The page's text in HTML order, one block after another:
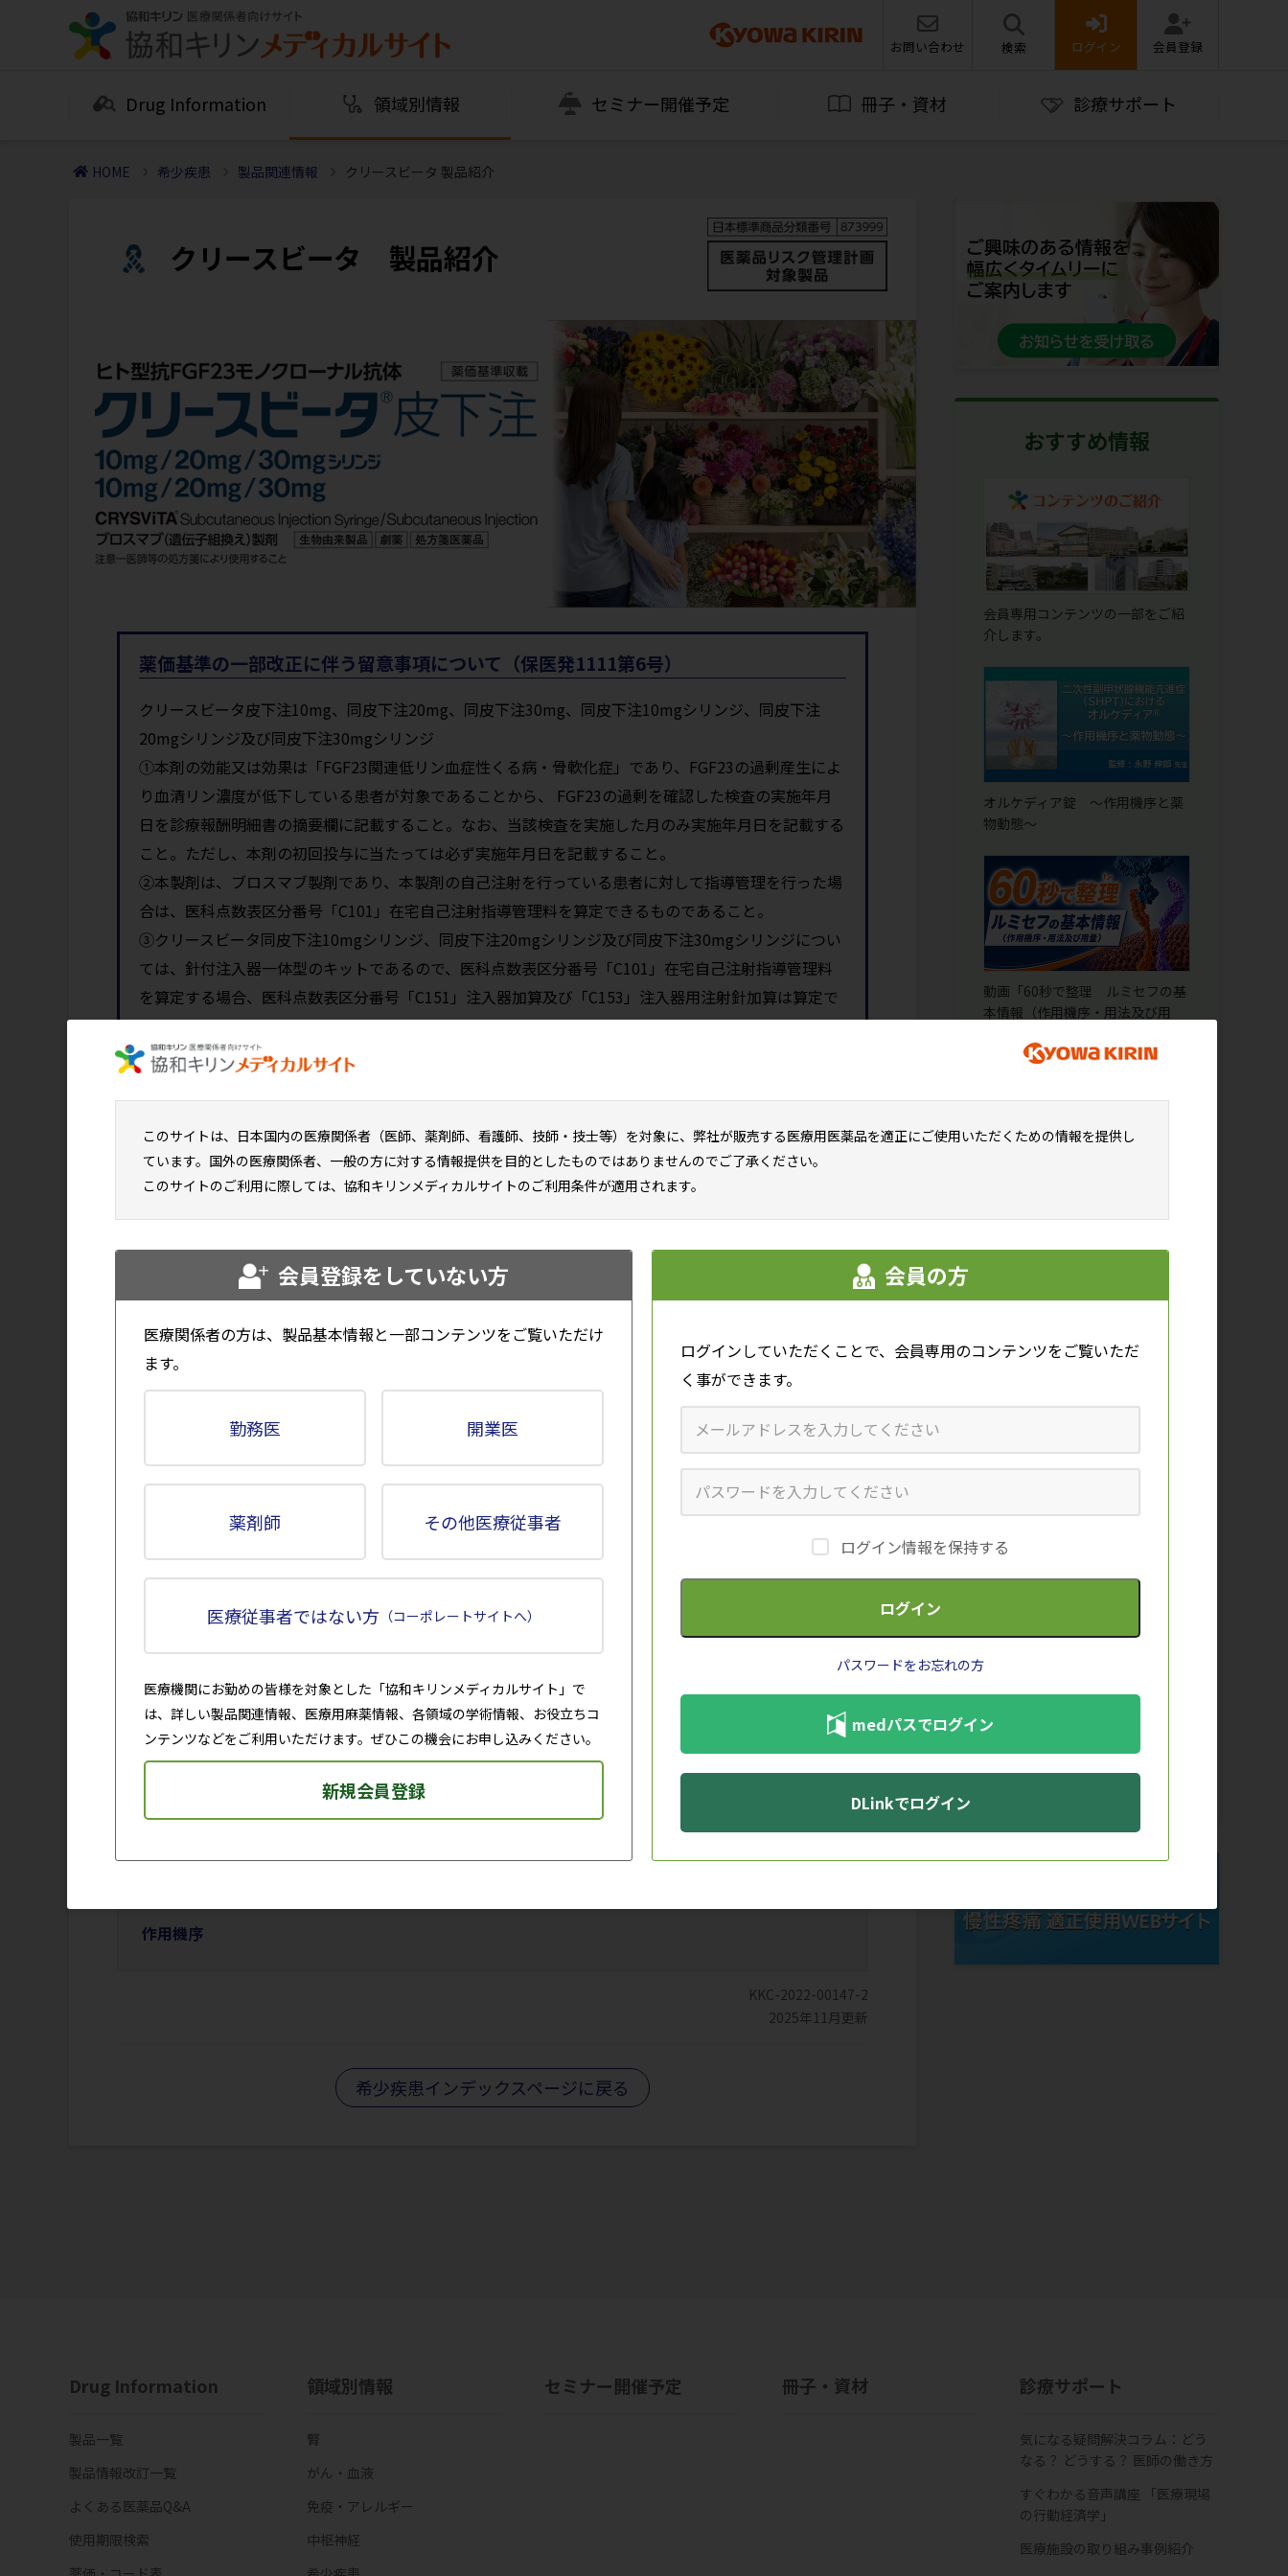
お問い合わせ 検索 ログイン 会員登録
Drug Information 領域別情報 セミナー開催予定 冊子・資材 診療サポート
HOME 希少疾患 製品関連情報 クリースビータ 製品紹介
クリースビータ 製品紹介
薬価基準の一部改正に伴う留意事項について（保医発1111第6号）
クリースビータ皮下注10mg、同皮下注20mg、同皮下注30mg、同皮下注10mgシリンジ、同皮下注
20mgシリンジ及び同皮下注30mgシリンジ
①本剤の効能又は効果は「FGF23関連低リン血症性くる病・骨軟化症」であり、FGF23の過剰産生によ
り血清リン濃度が低下している患者が対象であることから、 FGF23の過剰を確認した検査の実施年月
日を診療報酬明細書の摘要欄に記載すること。なお、当該検査を実施した月のみ実施年月日を記載する
こと。ただし、本剤の初回投与に当たっては必ず実施年月日を記載すること。
②本製剤は、ブロスマブ製剤であり、本製剤の自己注射を行っている患者に対して指導管理を行った場
合は、医科点数表区分番号「C101」在宅自己注射指導管理料を算定できるものであること。
③クリースビータ同皮下注10mgシリンジ、同皮下注20mgシリンジ及び同皮下注30mgシリンジについ
ては、針付注入器一体型のキットであるので、医科点数表区分番号「C101」在宅自己注射指導管理料
を算定する場合、医科点数表区分番号「C151」注入器加算及び「C153」注入器用注射針加算は算定で
きないものであること。
2.1 重度の腎機能障害患者又は末期腎不全患者［9.2.1参照］
2.2 本剤の成分に対し過敏症の既往歴のある患者
PDFを開く
総合製品情報概要
開発の経緯
クリースビータの特性
小児X染色体連鎖性低リン血症性くる病・骨軟化症（XLH）患者を対象
成人XLH患者を対象とした第Ⅲ相プラセボ対照二重盲検比較試験
成人XLH患者を対象に骨軟化症に対する効果を評価する第Ⅲ相非盲検試
腫瘍性骨軟化症（TIO）又は表皮母斑症候群（ENS）患者を対象とした
非盲検第Ⅱ相試験
薬効薬理
安全性薬理試験及び毒性試験
有効成分に関する理化学的知見
製剤学的事項
取扱い上の注意
包装
関連情報
作用機序
KKC-2022-00147-2
2025年11月更新
希少疾患インデックスページに戻る
おすすめ情報
会員専用コンテンツの一部をご紹
介します。
オルケディア錠 ～作用機序と薬
物動態～
動画「60秒で整理 ルミセフの基
本情報（作用機序・用法及び用
ク | 透析施設最前線
る鉄過剰症のリスク管理
症例1_再生不良性貧血と免疫性血
おすすめ情報は、協和キリンのウェブサ
づき、お客様が閲覧したページのアクセ
動的に表示しています。
そのため、現在ご覧いただいているペー
Drug Information
製品一覧
製品情報改訂一覧
よくある医薬品Q&A
使用期限検索
領域別情報
腎
がん・血液
免疫・アレルギー
中枢神経
セミナー開催予定 冊子・資材 診療サポート
気になる疑問解決コラム：どう
なる？ どうする？ 医師の働き方
すぐわかる音声講座 「医療現場
の行動経済学」
医療施設の取り組み事例紹介
このサイトは、日本国内の医療関係者（医師、薬剤師、看護師、技師・技士等）を対象に、弊社が販売する医療用医薬品を適正にご使用いただくための情報を提供し
ています。国外の医療関係者、一般の方に対する情報提供を目的としたものではありませんのでご了承ください。
このサイトのご利用に際しては、協和キリンメディカルサイトのご利用条件が適用されます。
会員登録をしていない方
医療関係者の方は、製品基本情報と一部コンテンツをご覧いただけ
ます。
勤務医 開業医
薬剤師 その他医療従事者
医療従事者ではない方 （コーポレートサイトへ）
医療機関にお勤めの皆様を対象とした「協和キリンメディカルサイト」で
は、詳しい製品関連情報、医療用麻薬情報、各領域の学術情報、お役立ちコ
ンテンツなどをご利用いただけます。ぜひこの機会にお申し込みください。
新規会員登録
会員の方
ログインしていただくことで、会員専用のコンテンツをご覧いただ
く事ができます。
ログイン情報を保持する
パスワードをお忘れの方
medパスでログイン
DLinkでログイン